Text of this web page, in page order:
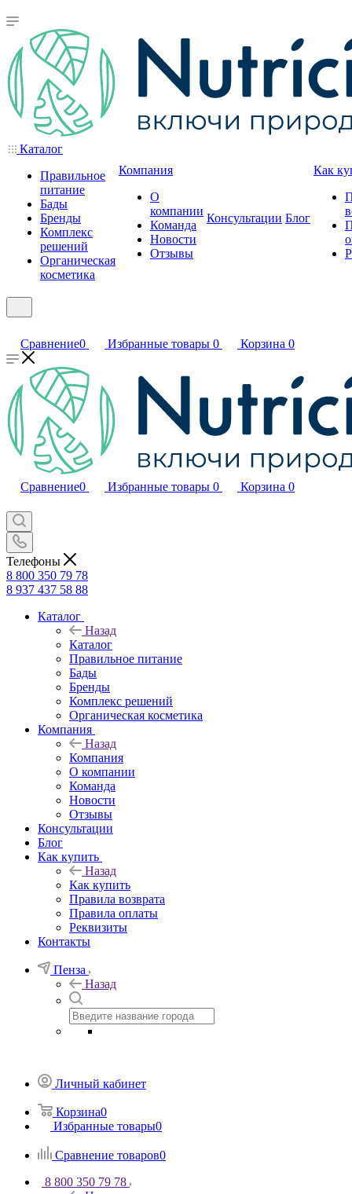
Каталог
Правильное
питание
Бады
Бренды
Комплекс
решений
Органическая
косметика
Компания
О
компании
Команда
Новости
Отзывы
Консультации Блог
Как
Сравнение0 Избранные товары 0 Корзина 0
Сравнение0 Избранные товары 0 Корзина 0
Телефоны
8 800 350 79 78
8 937 437 58 88
Каталог
Назад
Каталог
Правильное питание
Бады
Бренды
Комплекс решений
Органическая косметика
Компания
Назад
Компания
О компании
Команда
Новости
Отзывы
Консультации
Блог
Как купить
Назад
Как купить
Правила возврата
Правила оплаты
Реквизиты
Контакты
Пенза
Назад
Личный кабинет
Корзина0
Избранные товары0
Сравнение товаров0
8 800 350 79 78